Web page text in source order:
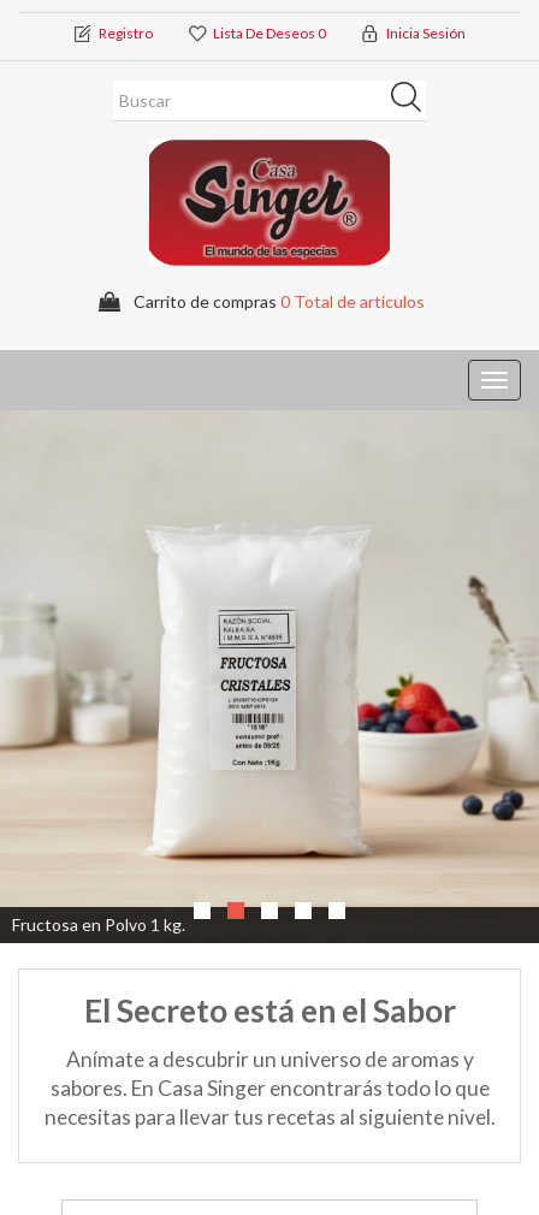
Registro Lista De Deseos 0 Inicia Sesión
Carrito de compras 0 Total de artículos
Fructosa en Polvo 1 kg.
El Secreto está en el Sabor
Anímate a descubrir un universo de aromas y
sabores. En Casa Singer encontrarás todo lo que
necesitas para llevar tus recetas al siguiente nivel.